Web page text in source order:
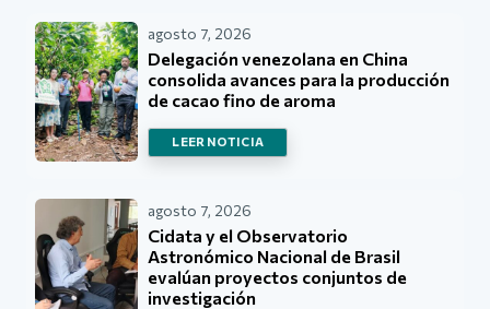
agosto 7, 2026
Delegación venezolana en China
consolida avances para la producción
de cacao fino de aroma
LEER NOTICIA
agosto 7, 2026
Cidata y el Observatorio
Astronómico Nacional de Brasil
evalúan proyectos conjuntos de
investigación